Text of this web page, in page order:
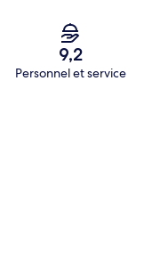
9,2
Personnel et service